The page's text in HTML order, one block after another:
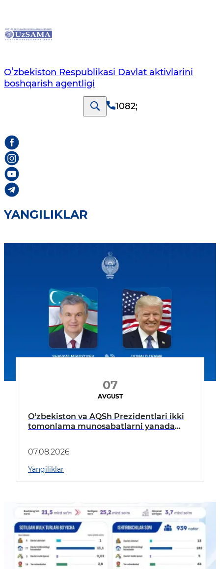
Oʻzbekiston Respublikasi Davlat aktivlarini
boshqarish agentligi
1082;
YANGILIKLAR
07
AVGUST
O‘zbekiston va AQSh Prezidentlari ikki
tomonlama munosabatlarni yanada
07.08.2026
Yangiliklar